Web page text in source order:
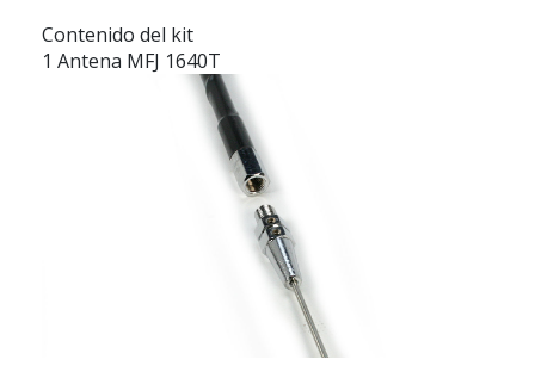
Contenido del kit
1 Antena MFJ 1640T